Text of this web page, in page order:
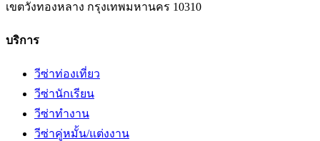
เขตวังทองหลาง กรุงเทพมหานคร 10310
บริการ
วีซ่าท่องเที่ยว
วีซ่านักเรียน
วีซ่าทำงาน
วีซ่าคู่หมั้น/แต่งงาน